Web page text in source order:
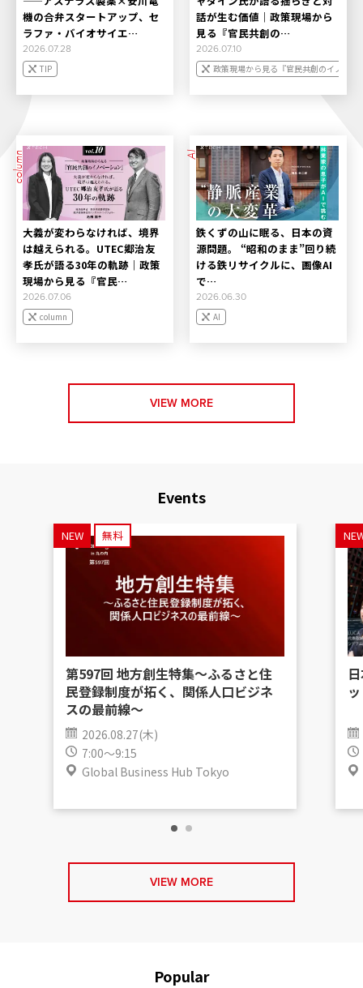
機の合弁スタートアップ、セ
ラファ・バイオサイエ…
2026.07.28
TIP
話が生む価値｜政策現場から
見る『官民共創の…
2026.07.10
政策現場から見る『官民共創のイノベー
column
大義が変わらなければ、境界
は越えられる。UTEC郷治友
孝氏が語る30年の軌跡｜政策
現場から見る『官民…
2026.07.06
column
AI
鉄くずの山に眠る、日本の資
源問題。 “昭和のまま”回り続
ける鉄リサイクルに、画像AI
で…
2026.06.30
AI
VIEW MORE
Events
NEW 無料
第597回 地方創生特集〜ふるさと住
民登録制度が拓く、関係人口ビジネ
スの最前線〜
2026.08.27(木)
7:00～9:15
Global Business Hub Tokyo
VIEW MORE
Popular